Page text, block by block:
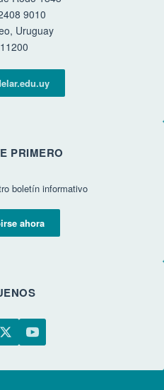
9010
Uruguay
PRIMERO
boletín informativo
ahora